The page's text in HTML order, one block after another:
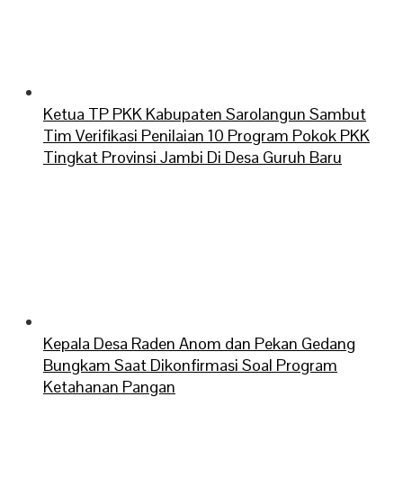
Ketua TP PKK Kabupaten Sarolangun Sambut
Tim Verifikasi Penilaian 10 Program Pokok PKK
Tingkat Provinsi Jambi Di Desa Guruh Baru
Kepala Desa Raden Anom dan Pekan Gedang
Bungkam Saat Dikonfirmasi Soal Program
Ketahanan Pangan